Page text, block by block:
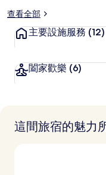
查看全部
主要設施服務 (12)
闔家歡樂 (6)
這間旅宿的魅力